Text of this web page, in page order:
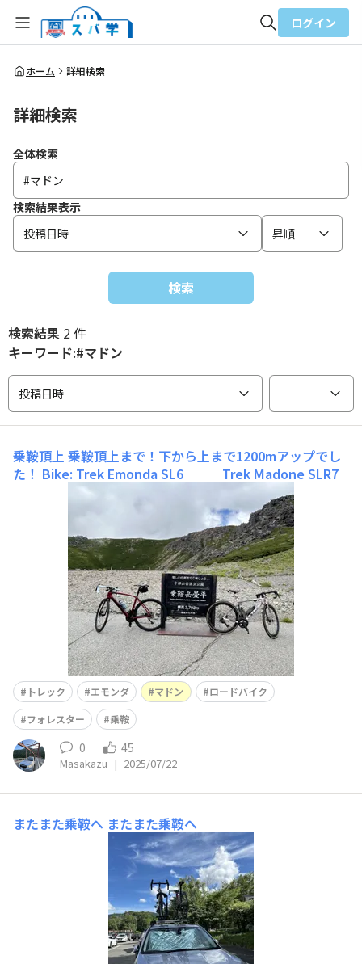
全体検索
ログイン
ホーム 詳細検索
詳細検索
全体検索
検索結果表示
投稿日時
昇順
検索
検索結果 2 件
キーワード:#マドン
投稿日時
乗鞍頂上 乗鞍頂上まで！下から上まで1200mアップでし
た！ Bike: Trek Emonda SL6 Trek Madone SLR7
トレック エモンダ マドン
ロードバイク
フォレスター
乗鞍
0 45
Masakazu | 2025/07/22
またまた乗鞍へ またまた乗鞍へ